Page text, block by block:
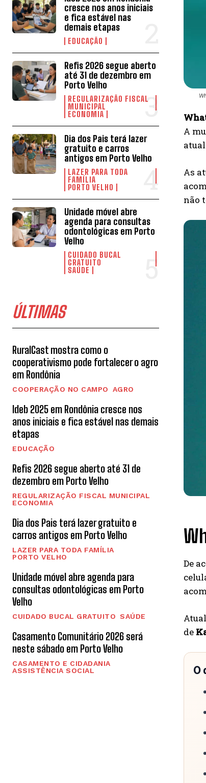
cresce nos anos iniciais
e fica estável nas
demais etapas
EDUCAÇÃO
Refis 2026 segue aberto
até 31 de dezembro em
Porto Velho
REGULARIZAÇÃO FISCAL
MUNICIPAL
ECONOMIA
Dia dos Pais terá lazer
gratuito e carros
antigos em Porto Velho
LAZER PARA TODA
FAMÍLIA
PORTO VELHO
Unidade móvel abre
agenda para consultas
odontológicas em Porto
Velho
CUIDADO BUCAL
GRATUITO
SAÚDE
ÚLTIMAS
RuralCast mostra como o
cooperativismo pode fortalecer o agro
em Rondônia
COOPERAÇÃO NO CAMPO AGRO
Ideb 2025 em Rondônia cresce nos
anos iniciais e fica estável nas demais
etapas
EDUCAÇÃO
Refis 2026 segue aberto até 31 de
dezembro em Porto Velho
REGULARIZAÇÃO FISCAL MUNICIPAL
ECONOMIA
Dia dos Pais terá lazer gratuito e
carros antigos em Porto Velho
LAZER PARA TODA FAMÍLIA
PORTO VELHO
Unidade móvel abre agenda para
consultas odontológicas em Porto
Velho
CUIDADO BUCAL GRATUITO SAÚDE
Casamento Comunitário 2026 será
neste sábado em Porto Velho
CASAMENTO E CIDADANIA
ASSISTÊNCIA SOCIAL
A
As
não
De
de
O